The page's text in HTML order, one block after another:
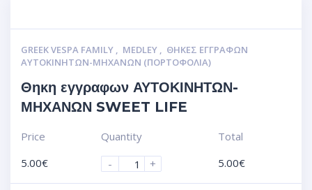
GREEK VESPA FAMILY , MEDLEY , ΘΉΚΕΣ ΕΓΓΡΆΦΩΝ
ΑΥΤΟΚΙΝΗΤΩΝ-ΜΗΧΑΝΩΝ (ΠΟΡΤΟΦΌΛΙΑ)
Θηκη εγγραφων ΑΥΤΟΚΙΝΗΤΩΝ-
ΜΗΧΑΝΩΝ SWEET LIFE
Price
5.00€
Quantity
-
+
Total
5.00€